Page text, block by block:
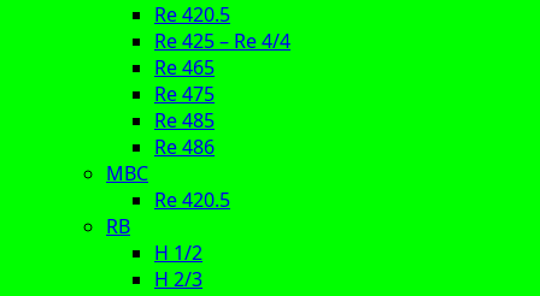
Re 420.5
Re 425 – Re 4/4
Re 465
Re 475
Re 485
Re 486
MBC
Re 420.5
RB
H 1/2
H 2/3